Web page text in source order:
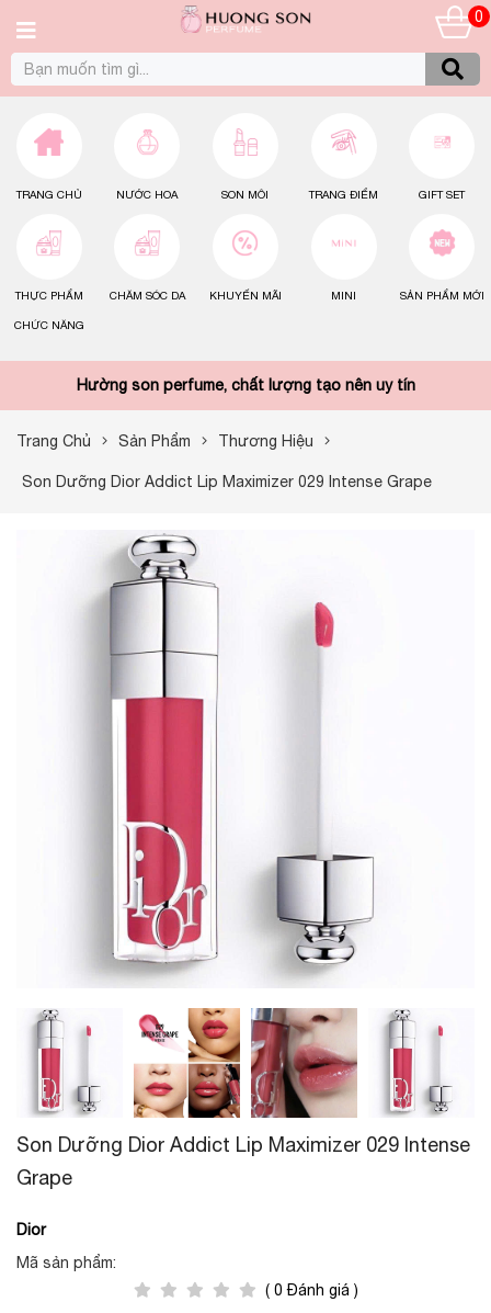
0
TRANG CHỦ NƯỚC HOA SON MÔI TRANG ĐIỂM GIFT SET
THỰC PHẨM
CHỨC NĂNG
CHĂM SÓC DA KHUYẾN MÃI MINI SẢN PHẨM MỚI
Hường son perfume, chất lượng tạo nên uy tín
Trang Chủ Sản Phẩm Thương Hiệu
Son Dưỡng Dior Addict Lip Maximizer 029 Intense Grape
Son Dưỡng Dior Addict Lip Maximizer 029 Intense
Grape
Dior
Mã sản phẩm:
( 0 Đánh giá )